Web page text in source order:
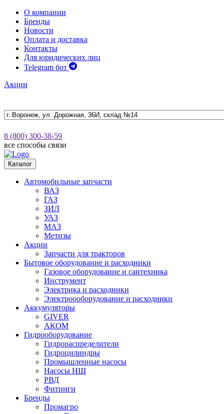
О компании
Бренды
Новости
Оплата и доставка
Контакты
Для юридических лиц
Telegram бот
Акции
8 (800) 300-38-59
все способы связи
Каталог
Автомобильные запчасти
ВАЗ
ГАЗ
ЗИЛ
УАЗ
МАЗ
Метизы
Акции
Запчасти для тракторов
Бытовое оборудование и расходники
Газовое оборудование и сантехника
Инструмент
Электрика и расходники
Электроооборудование и расходники
Аккумуляторы
GIVER
АКОМ
Гидрооборудование
Гидрораспределители
Гидроцилиндры
Промышленные насосы
Насосы НШ
РВД
Фитинги
Бренды
Промагро